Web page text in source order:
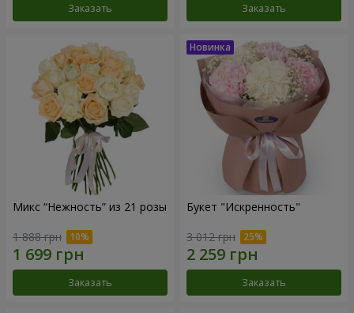
Заказать Заказать
Микс “Нежность” из 21 розы
1 888 грн
Заказать
Букет "Искренность"
3 012 грн
Заказать